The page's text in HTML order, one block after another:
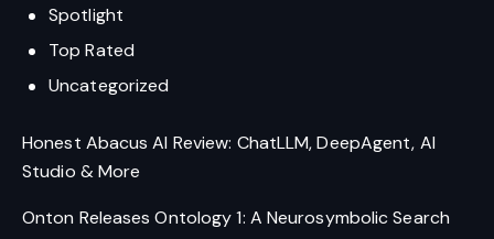
Spotlight
Top Rated
Uncategorized
Honest Abacus AI Review: ChatLLM, DeepAgent, AI
Studio & More
Onton Releases Ontology 1: A Neurosymbolic Search